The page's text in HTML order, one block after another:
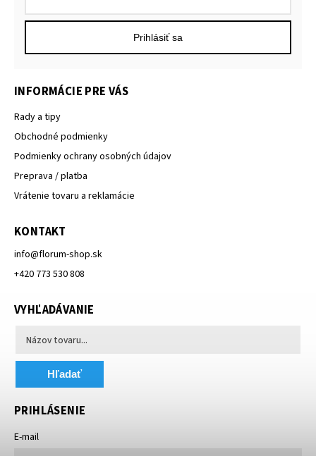
Prihlásiť sa
INFORMÁCIE PRE VÁS
Rady a tipy
Obchodné podmienky
Podmienky ochrany osobných údajov
Preprava / platba
Vrátenie tovaru a reklamácie
KONTAKT
info@florum-shop.sk
+420 773 530 808
VYHĽADÁVANIE
Hľadať
PRIHLÁSENIE
E-mail